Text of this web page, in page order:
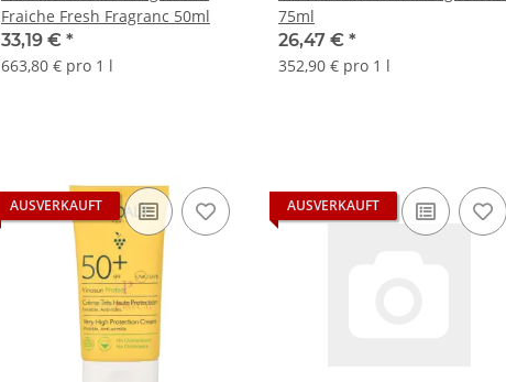
Fraiche Fresh Fragranc 50ml
33,19 € *
663,80 € pro 1 l
75ml
26,47 € *
352,90 € pro 1 l
AUSVERKAUFT AUSVERKAUFT